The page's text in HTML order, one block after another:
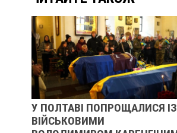
У ПОЛТАВІ ПОПРОЩАЛИСЯ ІЗ
БІЙЦЯМИ ОЛЕКСАНДРОМ